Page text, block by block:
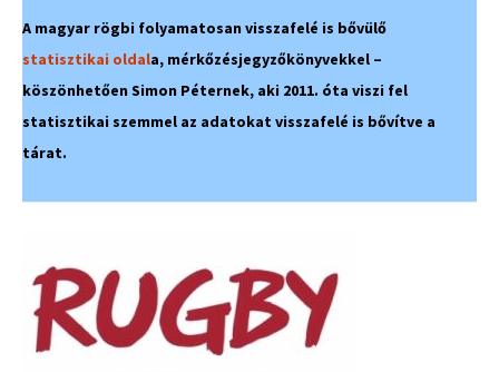
A magyar rögbi folyamatosan visszafelé is bővülő
statisztikai oldala, mérkőzésjegyzőkönyvekkel –
köszönhetően Simon Péternek, aki 2011. óta viszi fel
statisztikai szemmel az adatokat visszafelé is bővítve a
tárat.